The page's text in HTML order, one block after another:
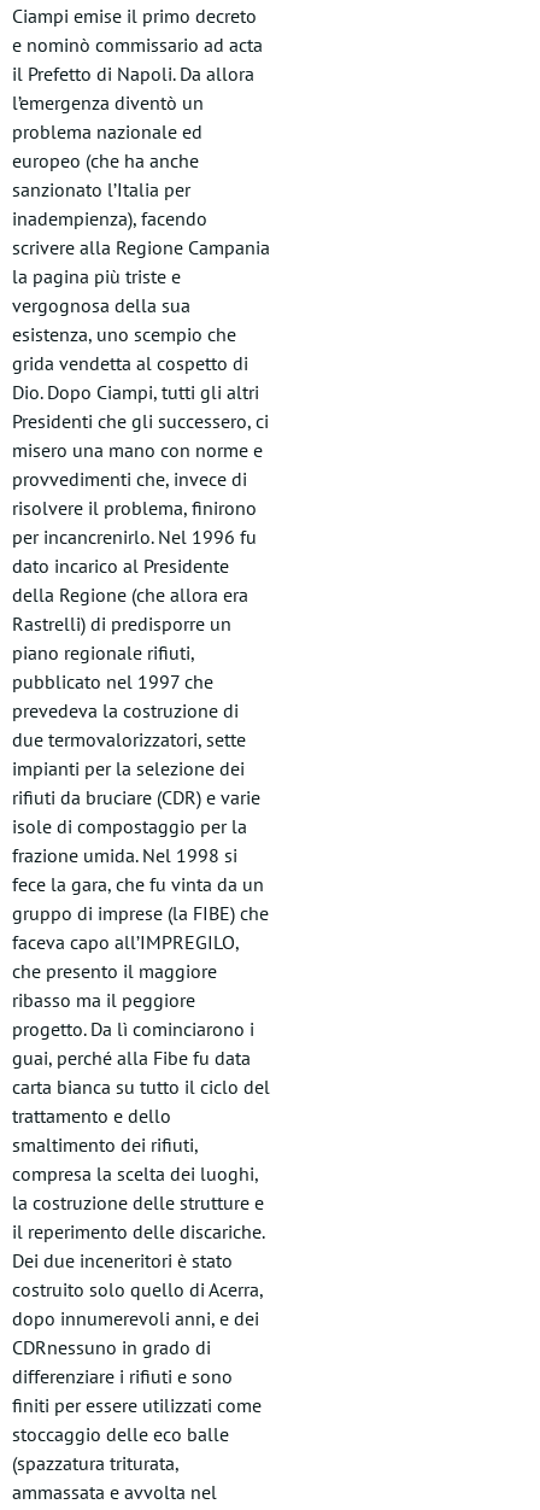
Ciampi emise il primo decreto
e nominò commissario ad acta
il Prefetto di Napoli. Da allora
l’emergenza diventò un
problema nazionale ed
europeo (che ha anche
sanzionato l’Italia per
inadempienza), facendo
scrivere alla Regione Campania
la pagina più triste e
vergognosa della sua
esistenza, uno scempio che
grida vendetta al cospetto di
Dio. Dopo Ciampi, tutti gli altri
Presidenti che gli successero, ci
misero una mano con norme e
provvedimenti che, invece di
risolvere il problema, finirono
per incancrenirlo. Nel 1996 fu
dato incarico al Presidente
della Regione (che allora era
Rastrelli) di predisporre un
piano regionale rifiuti,
pubblicato nel 1997 che
prevedeva la costruzione di
due termovalorizzatori, sette
impianti per la selezione dei
rifiuti da bruciare (CDR) e varie
isole di compostaggio per la
frazione umida. Nel 1998 si
fece la gara, che fu vinta da un
gruppo di imprese (la FIBE) che
faceva capo all’IMPREGILO,
che presento il maggiore
ribasso ma il peggiore
progetto. Da lì cominciarono i
guai, perché alla Fibe fu data
carta bianca su tutto il ciclo del
trattamento e dello
smaltimento dei rifiuti,
compresa la scelta dei luoghi,
la costruzione delle strutture e
il reperimento delle discariche.
Dei due inceneritori è stato
costruito solo quello di Acerra,
dopo innumerevoli anni, e dei
CDRnessuno in grado di
differenziare i rifiuti e sono
finiti per essere utilizzati come
stoccaggio delle eco balle
(spazzatura triturata,
ammassata e avvolta nel